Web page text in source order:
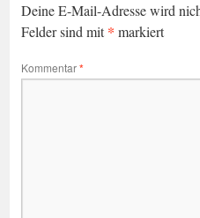
Deine E-Mail-Adresse wird
Felder sind mit* markiert
Kommentar*